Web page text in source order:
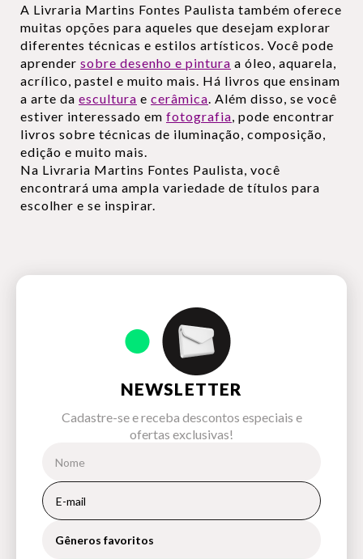
A Livraria Martins Fontes Paulista também oferece
muitas opções para aqueles que desejam explorar
diferentes técnicas e estilos artísticos. Você pode
aprender sobre desenho e pintura a óleo, aquarela,
acrílico, pastel e muito mais. Há livros que ensinam
a arte da escultura e cerâmica. Além disso, se você
estiver interessado em fotografia, pode encontrar
livros sobre técnicas de iluminação, composição,
edição e muito mais.
Na Livraria Martins Fontes Paulista, você
encontrará uma ampla variedade de títulos para
escolher e se inspirar.
NEWSLETTER
Cadastre-se e receba descontos especiais e
ofertas exclusivas!
Gêneros favoritos